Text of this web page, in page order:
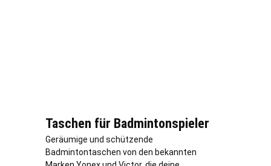
Taschen für Badmintonspieler
Geräumige und schützende
Badmintontaschen von den bekannten